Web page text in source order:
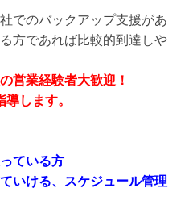
でのバックアップ支援があ
方であれば比較的到達しや
営業経験者大歓迎！
します。
ている方
いける、スケジュール管理